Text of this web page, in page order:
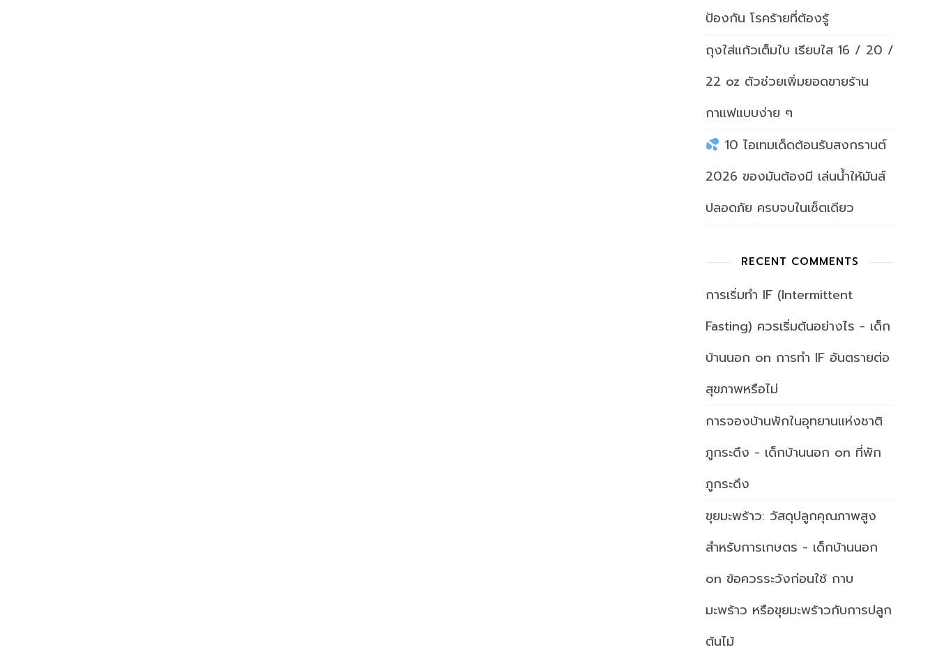
ป้องกัน โรคร้ายที่ต้องรู้
ถุงใส่แก้วเต็มใบ เรียบใส 16 / 20 /
22 oz ตัวช่วยเพิ่มยอดขายร้าน
กาแฟแบบง่าย ๆ
10 ไอเทมเด็ดต้อนรับสงกรานต์
2026 ของมันต้องมี เล่นน้ำให้มันส์
ปลอดภัย ครบจบในเซ็ตเดียว
RECENT COMMENTS
การเริ่มทำ IF (Intermittent
Fasting) ควรเริ่มต้นอย่างไร - เด็ก
บ้านนอก on การทำ IF อันตรายต่อ
สุขภาพหรือไม่
การจองบ้านพักในอุทยานแห่งชาติ
ภูกระดึง - เด็กบ้านนอก on ที่พัก
ภูกระดึง
ขุยมะพร้าว: วัสดุปลูกคุณภาพสูง
สำหรับการเกษตร - เด็กบ้านนอก
on ข้อควรระวังก่อนใช้ กาบ
มะพร้าว หรือขุยมะพร้าวกับการปลูก
ต้นไม้